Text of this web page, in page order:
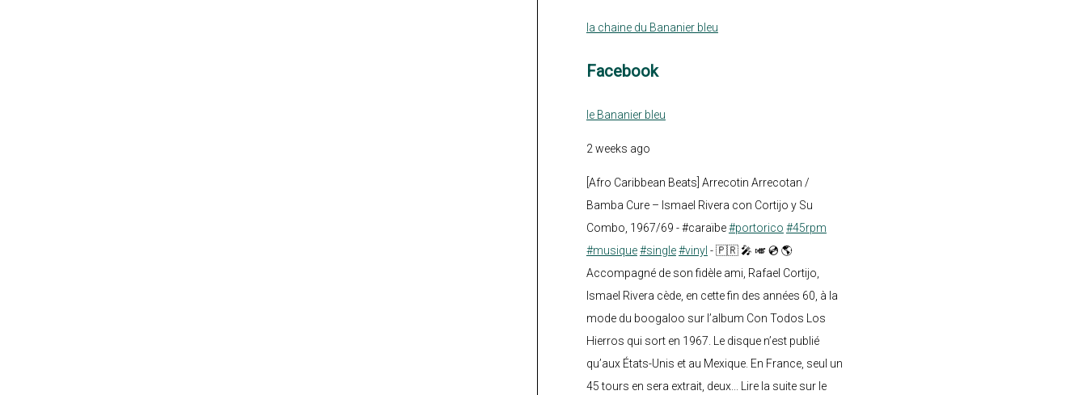
la chaine du Bananier bleu
Facebook
le Bananier bleu
2 weeks ago
[Afro Caribbean Beats] Arrecotin Arrecotan /
Bamba Cure – Ismael Rivera con Cortijo y Su
Combo, 1967/69 - #caraïbe#portorico #45rpm
#musique#single#vinyl - 🇵🇷 🎤 🎺 💿 🌎
Accompagné de son fidèle ami, Rafael Cortijo,
Ismael Rivera cède, en cette fin des années 60, à la
mode du boogaloo sur l’album Con Todos Los
Hierros qui sort en 1967. Le disque n’est publié
qu’aux États-Unis et au Mexique. En France, seul un
45 tours en sera extrait, deux... Lire la suite sur le